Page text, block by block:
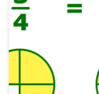
48% випускників не
математики
чисельник і
складне. Але, на
класників змогли
працювати […]